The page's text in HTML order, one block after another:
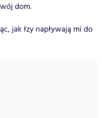
dom.
jak łzy napływają mi do